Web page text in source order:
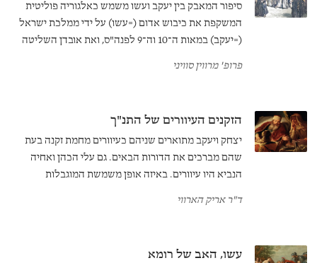
סיפור המאבק בין יעקב ועשו משמש כאלגוריה פוליטית
המשקפת את כיבוש אדום (=עשו) על ידי ממלכת ישראל
(=יעקב) במאות ה־10 וה־9 לפנה"ס, ואת אובדן השליטה
פרופ' מרווין סוויני
הזקנים העיוורים של התנ"ך
יצחק ויעקב מתוארים שניהם כעיוורים מחמת זקנה בעת
שהם מברכים את הדורות הבאים. גם עלי הכהן ואחיה
הנביא היו עיוורים. באיזה אופן משמשת המוגבלות
ד"ר אריק הארווי
עשו, האב של רומא